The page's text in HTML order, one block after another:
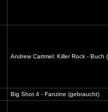
Andrew Cartmel: Killer Rock - Buch
Big Shot 4 - Fanzine (gebraucht)